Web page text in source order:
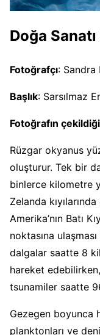
Doğa
Fotoğrafçı: Sandra
Başlık: Sarsılmaz
Fotoğrafın
Rüzgar okyanus
oluşturur. Tek bir
binlerce kilometre
Zelanda
Amerika’nın Batı
noktasına
dalgalar saatte 8
hareket
tsunamiler saatte
Gezegen boyunca
planktonları ve